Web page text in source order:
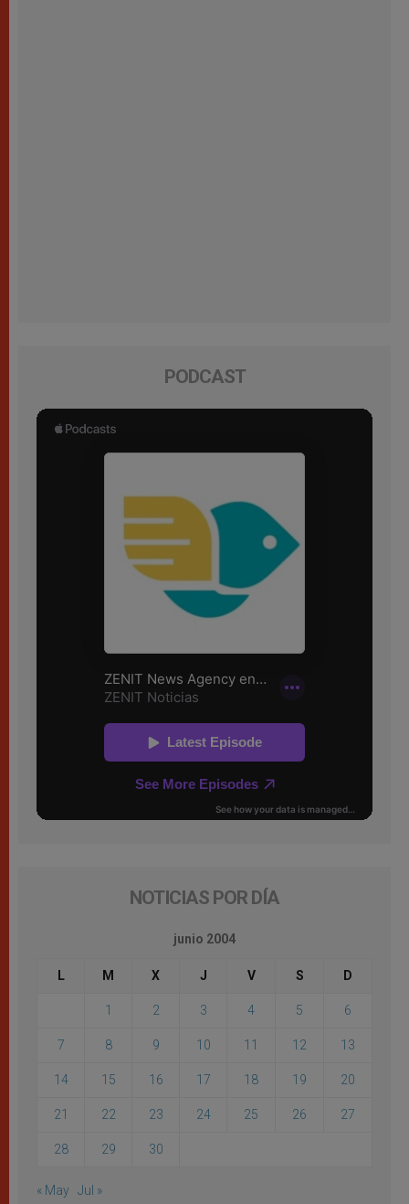
PODCAST
NOTICIAS POR DÍA
junio 2004
L M X J V S D
1 2 3 4 5 6
7 8 9 10 11 12 13
14 15 16 17 18 19 20
21 22 23 24 25 26 27
28 29 30
« May Jul »